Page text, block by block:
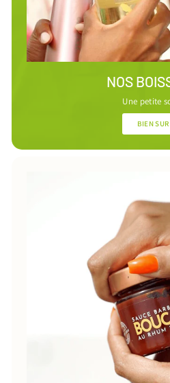
NOS
Une petite
BIEN SUR